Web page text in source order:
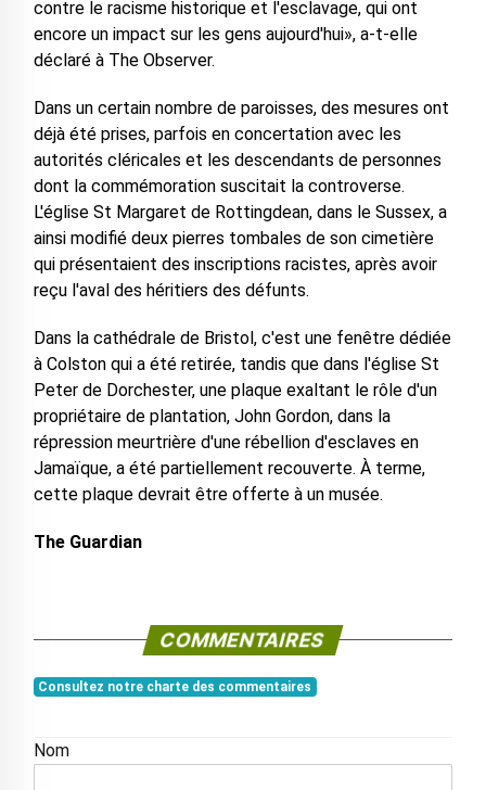
contre le racisme historique et l'esclavage, qui ont
encore un impact sur les gens aujourd'hui», a-t-elle
déclaré à The Observer.
Dans un certain nombre de paroisses, des mesures ont
déjà été prises, parfois en concertation avec les
autorités cléricales et les descendants de personnes
dont la commémoration suscitait la controverse.
L'église St Margaret de Rottingdean, dans le Sussex, a
ainsi modifié deux pierres tombales de son cimetière
qui présentaient des inscriptions racistes, après avoir
reçu l'aval des héritiers des défunts.
Dans la cathédrale de Bristol, c'est une fenêtre dédiée
à Colston qui a été retirée, tandis que dans l'église St
Peter de Dorchester, une plaque exaltant le rôle d'un
propriétaire de plantation, John Gordon, dans la
répression meurtrière d'une rébellion d'esclaves en
Jamaïque, a été partiellement recouverte. À terme,
cette plaque devrait être offerte à un musée.
The Guardian
COMMENTAIRES
Consultez notre charte des commentaires
Nom